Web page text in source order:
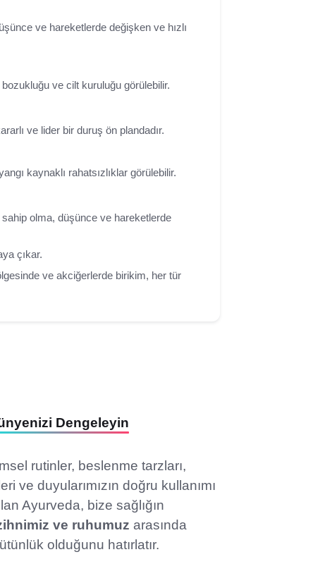
ve hareketlerde değişken ve hızlı
ve cilt kuruluğu görülebilir.
ve lider bir duruş ön plandadır.
kaynaklı rahatsızlıklar görülebilir.
olma, düşünce ve hareketlerde
çıkar.
ve akciğerlerde birikim, her tür
Dengeleyin
rutinler, beslenme tarzları,
ve duyularımızın doğru kullanımı
Ayurveda, bize sağlığın
ve ruhumuz arasında
olduğunu hatırlatır.